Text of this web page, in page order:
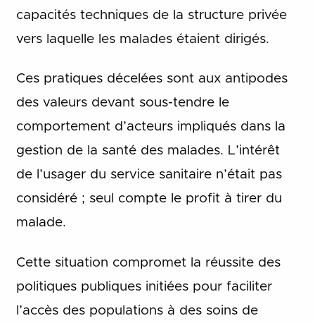
capacités techniques de la structure privée
vers laquelle les malades étaient dirigés.
Ces pratiques décelées sont aux antipodes
des valeurs devant sous-tendre le
comportement d’acteurs impliqués dans la
gestion de la santé des malades. L’intérêt
de l’usager du service sanitaire n’était pas
considéré ; seul compte le profit à tirer du
malade.
Cette situation compromet la réussite des
politiques publiques initiées pour faciliter
l’accès des populations à des soins de